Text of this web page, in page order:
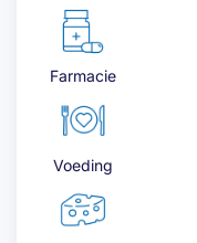
Farmacie
Voeding